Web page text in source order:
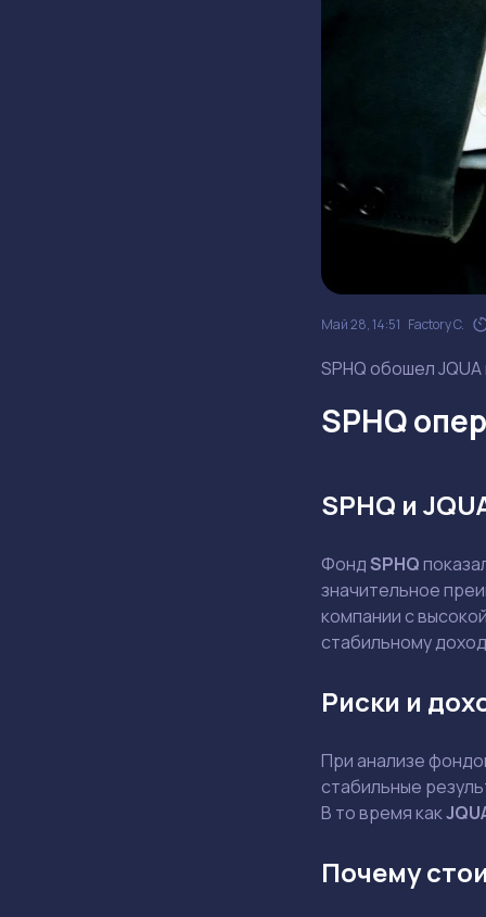
Май 28, 14:51 Factory C.
SPHQ обошел
SPHQ
SPHQ и
ФондSPHQ
значительное
компании с
стабильному
Риски и
При анализе
стабильные
В то время как
Почему